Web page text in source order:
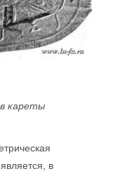
кареты
в